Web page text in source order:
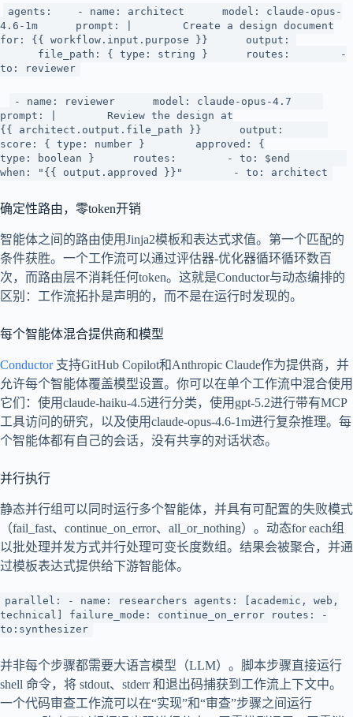
agents: - name: architect model: claude-opus-
4.6-1m prompt: | Create a design document
for: {{ workflow.input.purpose }} output:
file_path: { type: string } routes: -
to: reviewer
- name: reviewer model: claude-opus-4.7
prompt: | Review the design at
{{ architect.output.file_path }} output:
score: { type: number } approved: {
type: boolean } routes: - to: $end
when: "{{ output.approved }}" - to: architect
确定性路由，零token开销
智能体之间的路由使用Jinja2模板和表达式求值。第一个匹配的
条件获胜。一个工作流可以通过评估器-优化器循环循环数百
次，而路由层不消耗任何token。这就是Conductor与动态编排的
区别：工作流拓扑是声明的，而不是在运行时发现的。
每个智能体混合提供商和模型
Conductor支持GitHub Copilot和Anthropic Claude作为提供商，并
允许每个智能体覆盖模型设置。你可以在单个工作流中混合使用
它们：使用claude-haiku-4.5进行分类，使用gpt-5.2进行带有MCP
工具访问的研究，以及使用claude-opus-4.6-1m进行复杂推理。每
个智能体都有自己的会话，没有共享的对话状态。
并行执行
静态并行组可以同时运行多个智能体，并具有可配置的失败模式
（fail_fast、continue_on_error、all_or_nothing）。动态for each组
以批处理并发方式并行处理可变长度数组。结果会被聚合，并通
过模板表达式提供给下游智能体。
parallel: - name: researchers agents: [academic, web,
technical] failure_mode: continue_on_error routes: -
to:synthesizer
并非每个步骤都需要大语言模型（LLM）。脚本步骤直接运行
shell 命令，将 stdout、stderr 和退出码捕获到工作流上下文中。
一个代码审查工作流可以在“实现”和“审查”步骤之间运行